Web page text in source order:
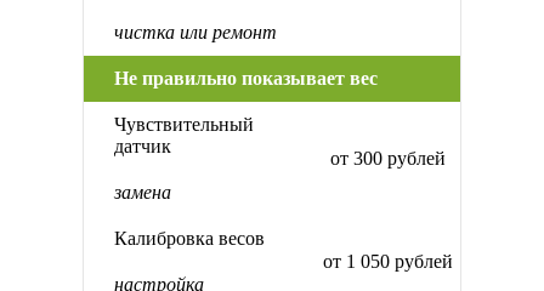
чистка или ремонт
Не правильно показывает вес
Чувствительный
датчик
замена
от 300 рублей
Калибровка весов
настройка
от 1 050 рублей